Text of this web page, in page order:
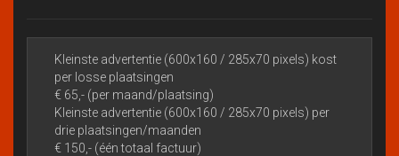
Kleinste advertentie (600x160 / 285x70 pixels) kost
per losse plaatsingen
€ 65,- (per maand/plaatsing)
Kleinste advertentie (600x160 / 285x70 pixels) per
drie plaatsingen/maanden
€ 150,- (één totaal factuur)